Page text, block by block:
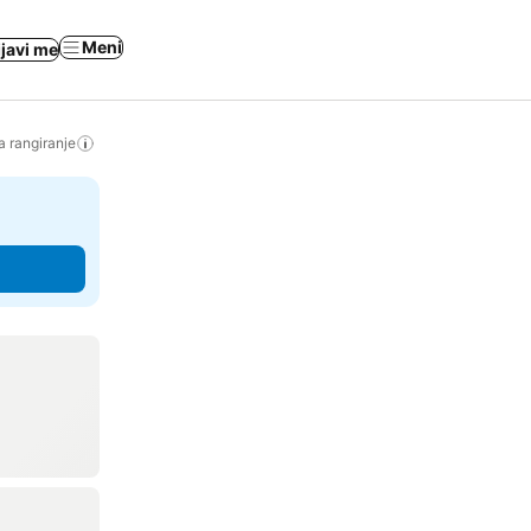
me Meni
rangiranje